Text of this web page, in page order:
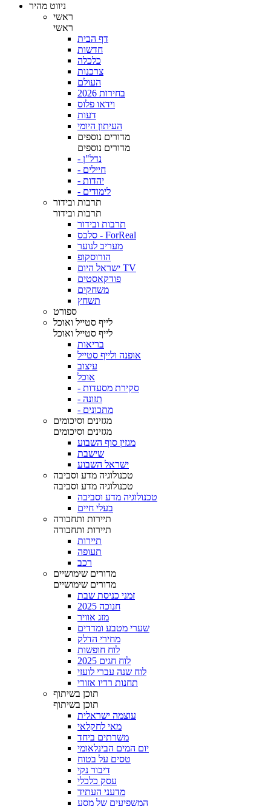
ניווט מהיר
ראשי
ראשי
דף הבית
חדשות
כלכלה
צרכנות
העולם
בחירות 2026
וידאו פלוס
דעות
העיתון היומי
מדורים נוספים
מדורים נוספים
- נדל"ן
- חיילים
- יהדות
- לימודים
תרבות ובידור
תרבות ובידור
תרבות ובידור
סלבס - ForReal
מעריב לנוער
הורוסקופ
ישראל היום TV
פודקאסטים
משחקים
תשחץ
ספורט
לייף סטייל ואוכל
לייף סטייל ואוכל
בריאות
אופנה ולייף סטייל
עיצוב
אוכל
- סקירת מסעדות
- תזונה
- מתכונים
מגזינים וסיכומים
מגזינים וסיכומים
מגזין סוף השבוע
שישבת
ישראל השבוע
טכנולוגיה מדע וסביבה
טכנולוגיה מדע וסביבה
טכנולוגיה מדע וסביבה
בעלי חיים
תיירות ותחבורה
תיירות ותחבורה
תיירות
תעופה
רכב
מדורים שימושיים
מדורים שימושיים
זמני כניסת שבת
חנוכה 2025
מזג אוויר
שערי מטבע ומדדים
מחירי הדלק
לוח חופשות
לוח חגים 2025
לוח שנה עברי לועזי
תחנות רדיו אזורי
תוכן בשיתוף
תוכן בשיתוף
עוצמה ישראלית
מאי לחקלאי
משרתים ביחד
יום המים הבינלאומי
טסים על בטוח
דיבור נקי
עסק כלכלי
מדעני העתיד
המשפיעים של מסע